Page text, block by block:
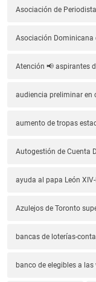
Asociación de
Asociación Dominicana
Atención 📢 aspirantes
audiencia preliminar en
aumento de tropas
Autogestión de Cuenta
ayuda al papa León
Azulejos de Toronto
bancas de loterías-
banco de elegibles a